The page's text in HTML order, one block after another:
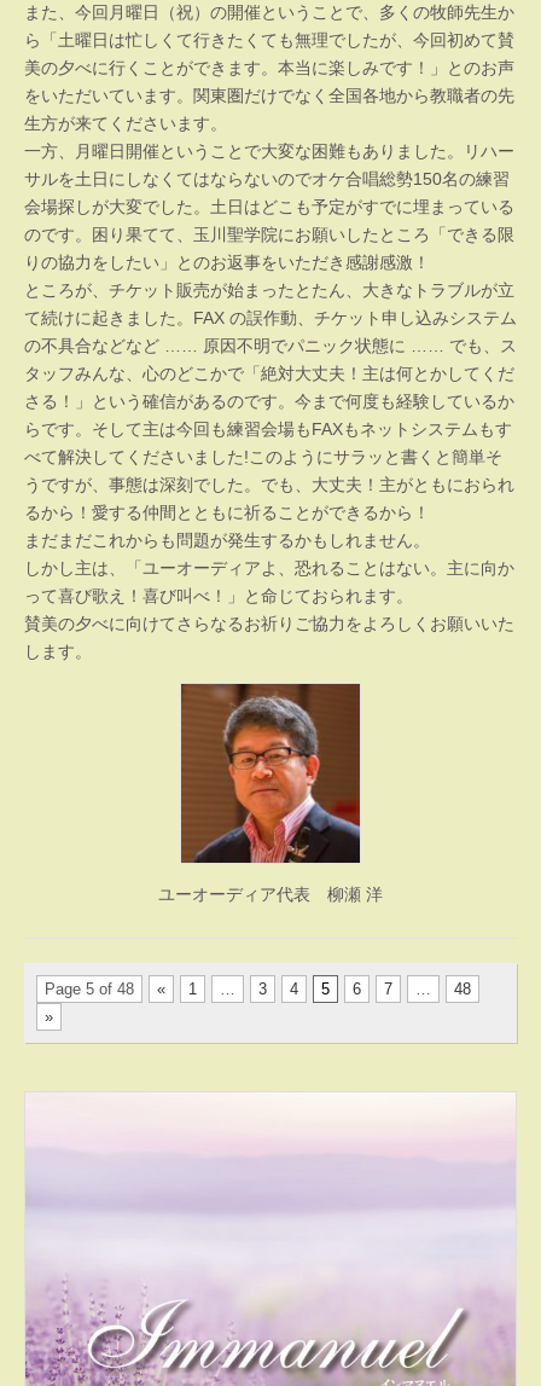
また、今回月曜日（祝）の開催ということで、多くの牧師先生か
ら「土曜日は忙しくて行きたくても無理でしたが、今回初めて賛
美の夕べに行くことができます。本当に楽しみです！」とのお声
をいただいています。関東圏だけでなく全国各地から教職者の先
生方が来てくださいます。
一方、月曜日開催ということで大変な困難もありました。リハー
サルを土日にしなくてはならないのでオケ合唱総勢150名の練習
会場探しが大変でした。土日はどこも予定がすでに埋まっている
のです。困り果てて、玉川聖学院にお願いしたところ「できる限
りの協力をしたい」とのお返事をいただき感謝感激！
ところが、チケット販売が始まったとたん、大きなトラブルが立
て続けに起きました。FAX の誤作動、チケット申し込みシステム
の不具合などなど …… 原因不明でパニック状態に …… でも、ス
タッフみんな、心のどこかで「絶対大丈夫！主は何とかしてくだ
さる！」という確信があるのです。今まで何度も経験しているか
らです。そして主は今回も練習会場もFAXもネットシステムもす
べて解決してくださいました!このようにサラッと書くと簡単そ
うですが、事態は深刻でした。でも、大丈夫！主がともにおられ
るから！愛する仲間とともに祈ることができるから！
まだまだこれからも問題が発生するかもしれません。
しかし主は、「ユーオーディアよ、恐れることはない。主に向か
って喜び歌え！喜び叫べ！」と命じておられます。
賛美の夕べに向けてさらなるお祈りご協力をよろしくお願いいた
します。
ユーオーディア代表 柳瀬 洋
Page 5 of 48 « 1 3 4 5 6 7
48
»